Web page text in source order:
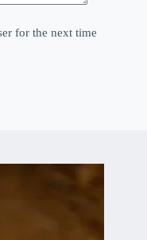
for the next time